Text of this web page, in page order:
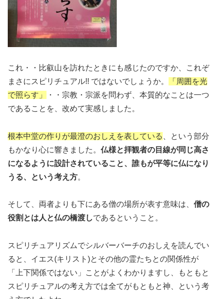
これ・・比叡山を訪れたときにも感じたのですか、これぞ
まさにスピリチュアル!! ではないでしょうか。
「周囲を光
で照らす」
・・宗教・宗派を問わず、本質的なことは一つ
であることを、改めて実感しました。
根本中堂の作りが最澄のおしえを表している
、という部分
もかなり心に響きました。 仏様と拝観者の目線が同じ高さ
になるように設計されていること、誰もが平等に仏になり
うる、という考え方。
そして、両者よりも下にある僧の場所が表す意味は、 僧の
役割とは人と仏の橋渡しであるということ。
スピリチュアリズムでシルバーバーチのおしえを読んでい
ると、イエス(キリスト)とその他の霊たちとの関係性が
「上下関係ではない」ことがよくわかりますし、もともと
スピリチュアルの考え方では全てがもともと神、という考